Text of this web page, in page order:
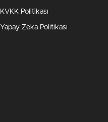
KVKK Politikası
Yapay Zeka Politikası